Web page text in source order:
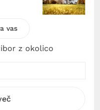
z okolico
vas